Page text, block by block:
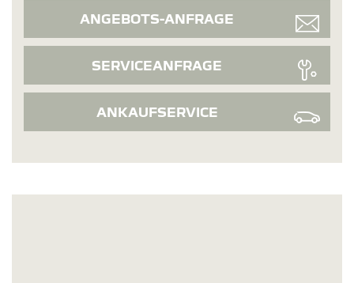
ANGEBOTS-ANFRAGE
SERVICEANFRAGE
ANKAUFSERVICE